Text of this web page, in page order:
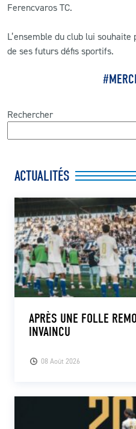
Ferencvaros TC.
L’ensemble du club lui
de ses futurs défis sportifs.
Rechercher
ACTUALITÉS
08 Août 2026
APRÈS UNE FOLLE
INVAINCU